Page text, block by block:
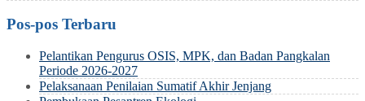
Pos-pos Terbaru
Pelantikan Pengurus OSIS, MPK, dan Badan Pangkalan
Periode 2026-2027
Pelaksanaan Penilaian Sumatif Akhir Jenjang